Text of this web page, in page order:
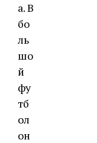
а. В
бо
ль
шо
й
фу
тб
ол
он